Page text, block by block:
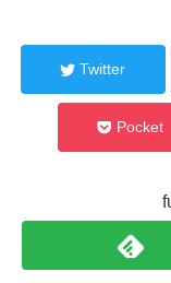
Twitter
Pocket